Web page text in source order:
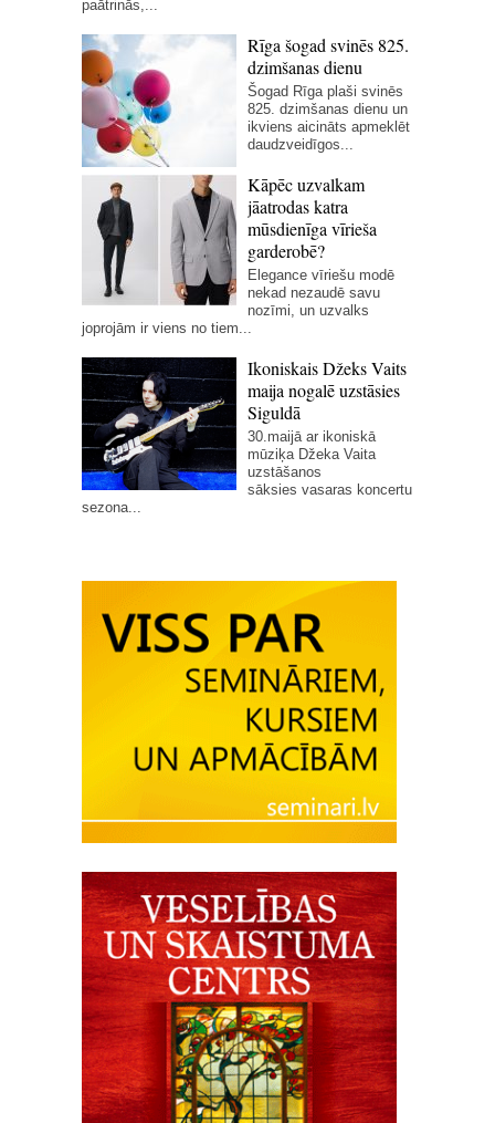
paātrinās,...
Rīga šogad svinēs 825.
dzimšanas dienu
Šogad Rīga plaši svinēs
825. dzimšanas dienu un
ikviens aicināts apmeklēt
daudzveidīgos...
Kāpēc uzvalkam
jāatrodas katra
mūsdienīga vīrieša
garderobē?
Elegance vīriešu modē
nekad nezaudē savu
nozīmi, un uzvalks
joprojām ir viens no tiem...
Ikoniskais Džeks Vaits
maija nogalē uzstāsies
Siguldā
30.maijā ar ikoniskā
mūziķa Džeka Vaita
uzstāšanos
sāksies vasaras koncertu
sezona...